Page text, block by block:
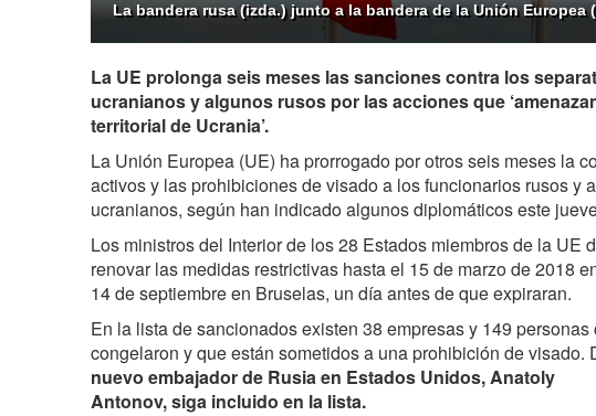
La bandera rusa (izda.) junto a la bandera de la Unión Europea
La UE prolonga seis meses las sanciones contra los
ucranianos y algunos rusos por las acciones que
territorial de Ucrania’.
La Unión Europea (UE) ha prorrogado por otros seis meses la
activos y las prohibiciones de visado a los funcionarios rusos y
ucranianos, según han indicado algunos diplomáticos este
Los ministros del Interior de los 28 Estados miembros de la UE
renovar las medidas restrictivas hasta el 15 de marzo de 2018
14 de septiembre en Bruselas, un día antes de que expiraran.
En la lista de sancionados existen 38 empresas y 149
congelaron y que están sometidos a una prohibición de visado.
nuevo embajador de Rusia en Estados Unidos, Anatoly
Antonov, siga incluido en la lista.